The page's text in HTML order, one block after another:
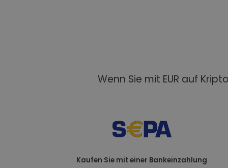
Wenn Sie mit EUR auf
Kaufen Sie mit einer Bankeinzahlung